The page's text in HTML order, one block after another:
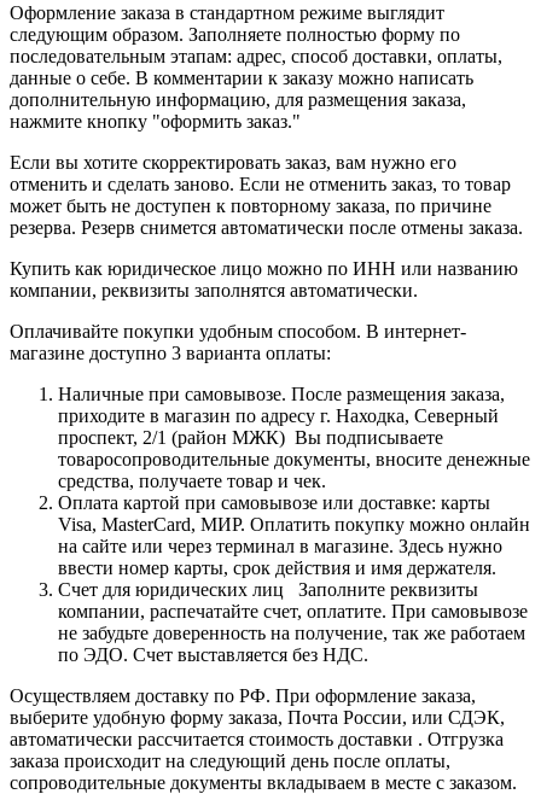
Оформление заказа в стандартном режиме выглядит
следующим образом. Заполняете полностью форму по
последовательным этапам: адрес, способ доставки, оплаты,
данные о себе. В комментарии к заказу можно написать
дополнительную информацию, для размещения заказа,
нажмите кнопку "оформить заказ."
Если вы хотите скорректировать заказ, вам нужно его
отменить и сделать заново. Если не отменить заказ, то товар
может быть не доступен к повторному заказа, по причине
резерва. Резерв снимется автоматически после отмены заказа.
Купить как юридическое лицо можно по ИНН или названию
компании, реквизиты заполнятся автоматически.
Оплачивайте покупки удобным способом. В интернет-
магазине доступно 3 варианта оплаты:
Наличные при самовывозе. После размещения заказа,
приходите в магазин по адресу г. Находка, Северный
проспект, 2/1 (район МЖК) Вы подписываете
товаросопроводительные документы, вносите денежные
средства, получаете товар и чек.
Оплата картой при самовывозе или доставке: карты
Visa, MasterCard, МИР. Оплатить покупку можно онлайн
на сайте или через терминал в магазине. Здесь нужно
ввести номер карты, срок действия и имя держателя.
Счет для юридических лиц Заполните реквизиты
компании, распечатайте счет, оплатите. При самовывозе
не забудьте доверенность на получение, так же работаем
по ЭДО. Счет выставляется без НДС.
Осуществляем доставку по РФ. При оформление заказа,
выберите удобную форму заказа, Почта России, или СДЭК,
автоматически рассчитается стоимость доставки . Отгрузка
заказа происходит на следующий день после оплаты,
сопроводительные документы вкладываем в месте с заказом.